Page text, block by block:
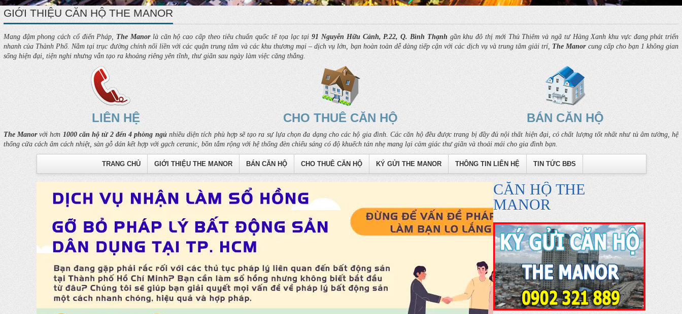
GIỚI THIỆU CĂN HỘ THE MANOR
Mang đậm phong cách cổ điển Pháp, The Manorlà căn hộ cao cấp theo tiêu chuẩn quốc tế tọa lạc tại91 Nguyễn Hữu Cảnh, P.22, Q. Bình Thạnh gần khu đô thị mới Thủ Thiêm và ngã tư Hàng Xanh khu vực đang phát triển
nhanh của Thành Phố. Nằm tại trục đường chính nối liền với các quận trung tâm và các khu thương mại – dịch vụ lớn, bạn hoàn toàn dễ dàng tiếp cận với các dịch vụ và trung tâm giải trí, The Manorcung cấp cho bạn 1 không gian
sống hiện đại, tiện nghi nhưng vẫn tạo ra khoảng riêng yên tĩnh, thư giãn sau ngày làm việc căng thẳng.
LIÊN HỆ CHO THUÊ CĂN HỘ BÁN CĂN HỘ
The Manorvới hơn 1000 căn hộ từ 2 đến 4 phòng ngủnhiều diện tích phù hợp sẽ tạo ra sự lựa chọn đa dạng cho các hộ gia đình. Các căn hộ đều được trang bị đầy đủ nội thất hiện đại, có chất lượng tốt nhất như tủ âm tường, hệ
thống cửa cách âm cách nhiệt, sàn gỗ dán kết hợp với gạch ceranic, bồn tắm rộng với hệ thống đèn chiếu sáng có độ khuếch tán nhẹ mang lại cảm giác thư giãn và thoải mái cho gia đình bạn.
TRANG CHỦ GIỚI THIỆU THE MANOR BÁN CĂN HỘ CHO THUÊ CĂN HỘ KÝ GỬI THE MANOR THÔNG TIN LIÊN HỆ TIN TỨC BĐS
CĂN HỘ THE
MANOR